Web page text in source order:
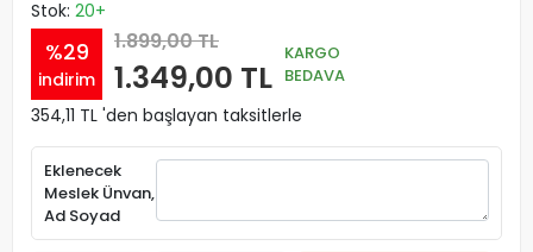
Stok: 20+
%29
indirim
1.899,00 TL
1.349,00 TL
KARGO
BEDAVA
354,11 TL 'den başlayan taksitlerle
Eklenecek
Meslek Ünvan,
Ad Soyad